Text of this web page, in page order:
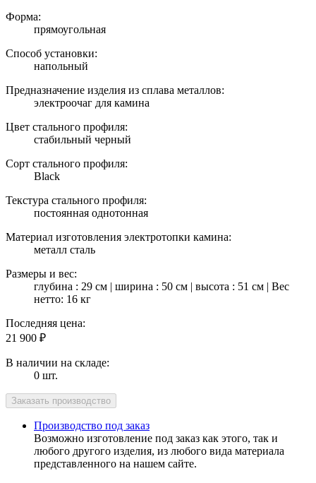
Форма:
прямоугольная
Способ установки:
напольный
Предназначение изделия из сплава металлов:
электроочаг для камина
Цвет стального профиля:
стабильный черный
Сорт стального профиля:
Black
Текстура стального профиля:
постоянная однотонная
Материал изготовления электротопки камина:
металл сталь
Размеры и вес:
глубина : 29 см | ширина : 50 см | высота : 51 см | Вес
нетто: 16 кг
Последняя цена:
21 900 ₽
В наличии на складе:
0 шт.
Производство под заказ
Возможно изготовление под заказ как этого, так и
любого другого изделия, из любого вида материала
представленного на нашем сайте.